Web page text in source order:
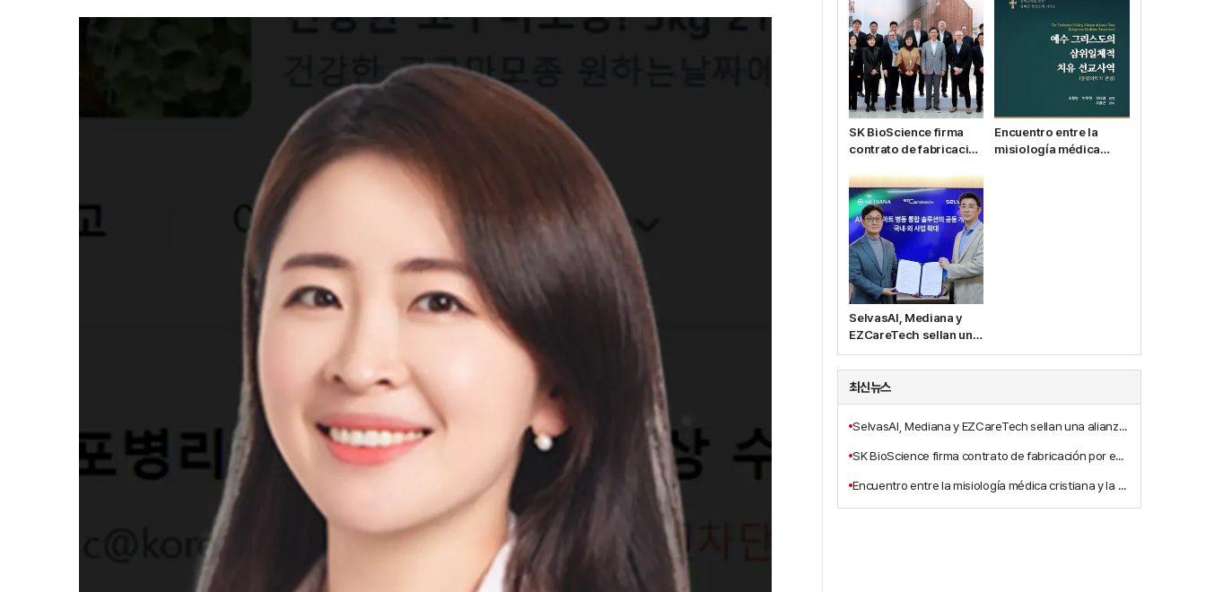
SK BioScience firma
contrato de fabricación
vacuna contra el Ébola
con su filial IDT
Biologika y MSD
Encuentro entre la
misiología médica
SelvasAI, Mediana y
EZCareTech sellan una
alianza para
desarrollar
conjuntamente una
unidad de
hospitalización
inteligente basada en
IA
최신뉴스
SelvasAI, Mediana y EZCareTech sellan una alianza para desarrollar conjuntamente una unidad de hospitalización inteligente basada en IA
SK BioScience firma contrato de fabricación por encargo de la vacuna contra el Ébola con su filial IDT Biologika y MSD
Encuentro entre la misiología médica cristiana y la medicina integrativa: se publica la nueva obra "El ministerio misionero de sanación trinitaria de Jesucristo (perspectiva de medicina integrativa)"